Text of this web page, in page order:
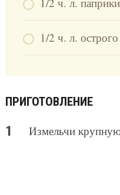
1/2 ч. л.
ПРИГОТОВЛЕНИЕ
Измельчи